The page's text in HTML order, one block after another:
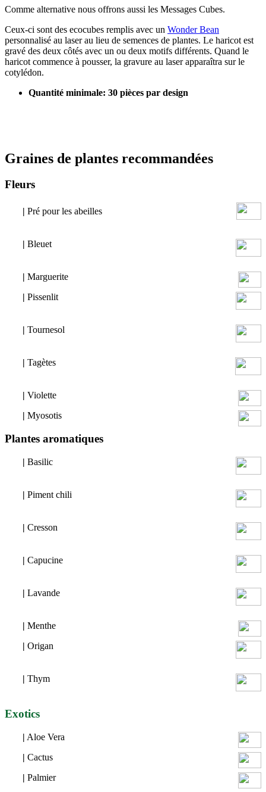
Comme alternative nous offrons aussi les Messages Cubes.
Ceux-ci sont des ecocubes remplis avec un Wonder Bean
personnalisé au laser au lieu de semences de plantes. Le haricot est
gravé des deux côtés avec un ou deux motifs différents. Quand le
haricot commence à pousser, la gravure au laser apparaîtra sur le
cotylédon.
Quantité minimale: 30 pièces par design
Graines de plantes recommandées
Fleurs
| Pré pour les abeilles
| Bleuet
| Marguerite
| Pissenlit
| Tournesol
| Tagètes
| Violette
| Myosotis
Plantes aromatiques
| Basilic
| Piment chili
| Cresson
| Capucine
| Lavande
| Menthe
| Origan
| Thym
Exotics
| Aloe Vera
| Cactus
| Palmier